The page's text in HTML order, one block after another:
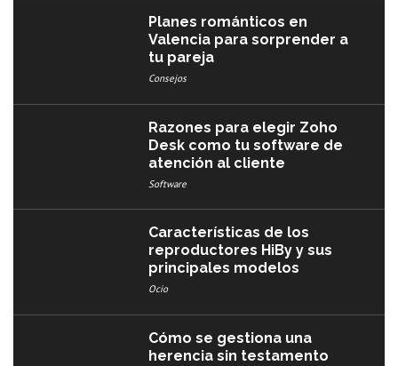
Planes románticos en
Valencia para sorprender a
tu pareja
Consejos
Razones para elegir Zoho
Desk como tu software de
atención al cliente
Software
Características de los
reproductores HiBy y sus
principales modelos
Ocio
Cómo se gestiona una
herencia sin testamento